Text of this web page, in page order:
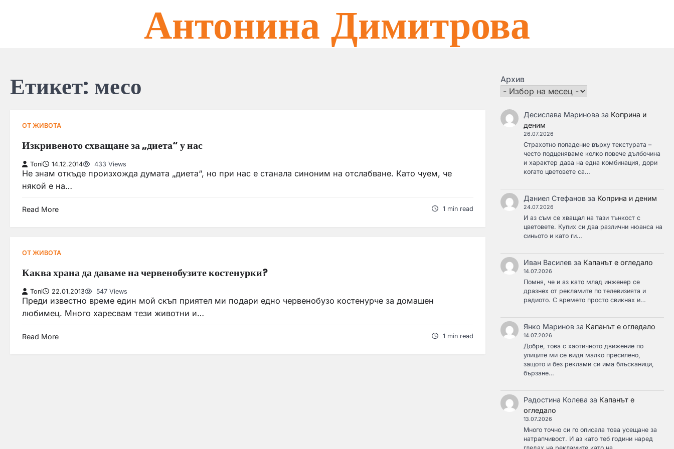
Антонина Димитрова
Етикет: месо
ОТ ЖИВОТА
Изкривеното схващане за „диета“ у нас
Toni 14.12.2014 433 Views
Не знам откъде произхожда думата „диета“, но при нас е станала синоним на отслабване. Като чуем, че
някой е на…
Read More 1 min read
ОТ ЖИВОТА
Каква храна да даваме на червенобузите костенурки?
Toni 22.01.2013 547 Views
Преди известно време един мой скъп приятел ми подари едно червенобузо костенурче за домашен
любимец. Много харесвам тези животни и…
Read More 1 min read
Архив
Десислава Маринова за Коприна и
деним
26.07.2026
Страхотно попадение върху текстурата –
често подценяваме колко повече дълбочина
и характер дава на една комбинация, дори
когато цветовете са…
Даниел Стефанов за Коприна и деним
24.07.2026
И аз съм се хващал на тази тънкост с
цветовете. Купих си два различни нюанса на
синьото и като ги…
Иван Василев за Капанът е огледало
14.07.2026
Помня, че и аз като млад инженер се
дразнех от рекламите по телевизията и
радиото. С времето просто свикнах и…
Янко Маринов за Капанът е огледало
14.07.2026
Добре, това с хаотичното движение по
улиците ми се видя малко пресилено,
защото и без реклами си има блъсканици,
бързане…
Радостина Колева за Капанът е
огледало
13.07.2026
Много точно си го описала това усещане за
натрапчивост. И аз като теб години наред